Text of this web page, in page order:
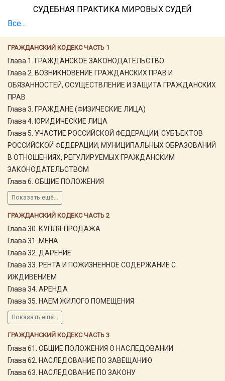
ГРАЖДАНСКИЙ КОДЕКС ЧАСТЬ 1
Глава 1. ГРАЖДАНСКОЕ ЗАКОНОДАТЕЛЬСТВО
Глава 2. ВОЗНИКНОВЕНИЕ ГРАЖДАНСКИХ ПРАВ И
ОБЯЗАННОСТЕЙ, ОСУЩЕСТВЛЕНИЕ И ЗАЩИТА ГРАЖДАНСКИХ
ПРАВ
Глава 3. ГРАЖДАНЕ (ФИЗИЧЕСКИЕ ЛИЦА)
Глава 4. ЮРИДИЧЕСКИЕ ЛИЦА
Глава 5. УЧАСТИЕ РОССИЙСКОЙ ФЕДЕРАЦИИ, СУБЪЕКТОВ
РОССИЙСКОЙ ФЕДЕРАЦИИ, МУНИЦИПАЛЬНЫХ ОБРАЗОВАНИЙ
В ОТНОШЕНИЯХ, РЕГУЛИРУЕМЫХ ГРАЖДАНСКИМ
ЗАКОНОДАТЕЛЬСТВОМ
Глава 6. ОБЩИЕ ПОЛОЖЕНИЯ
Показать ещё...
ГРАЖДАНСКИЙ КОДЕКС ЧАСТЬ 2
Глава 30. КУПЛЯ-ПРОДАЖА
Глава 31. МЕНА
Глава 32. ДАРЕНИЕ
Глава 33. РЕНТА И ПОЖИЗНЕННОЕ СОДЕРЖАНИЕ С
ИЖДИВЕНИЕМ
Глава 34. АРЕНДА
Глава 35. НАЕМ ЖИЛОГО ПОМЕЩЕНИЯ
Показать ещё...
ГРАЖДАНСКИЙ КОДЕКС ЧАСТЬ 3
Глава 61. ОБЩИЕ ПОЛОЖЕНИЯ О НАСЛЕДОВАНИИ
Глава 62. НАСЛЕДОВАНИЕ ПО ЗАВЕЩАНИЮ
Глава 63. НАСЛЕДОВАНИЕ ПО ЗАКОНУ
СУДЕБНАЯ ПРАКТИКА МИРОВЫХ СУДЕЙ
Все...